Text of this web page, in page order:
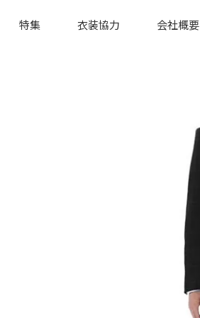
特集 衣装協力 会社概要